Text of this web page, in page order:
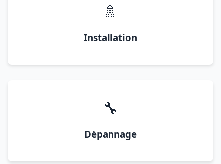
🚿
Installation
🔧
Dépannage